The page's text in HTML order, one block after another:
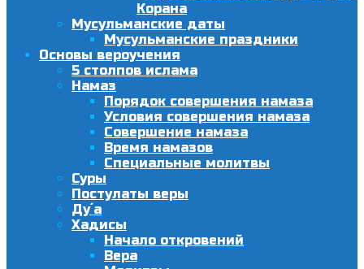
Корана
Мусульманские даты
Мусульманские праздники
Основы вероучения
5 столпов ислама
Намаз
Порядок совершения намаза
Условия совершения намаза
Совершение намаза
Время намазов
Специальные молитвы
Суры
Постулаты веры
Ду´а
Хадисы
Начало откровений
Вера